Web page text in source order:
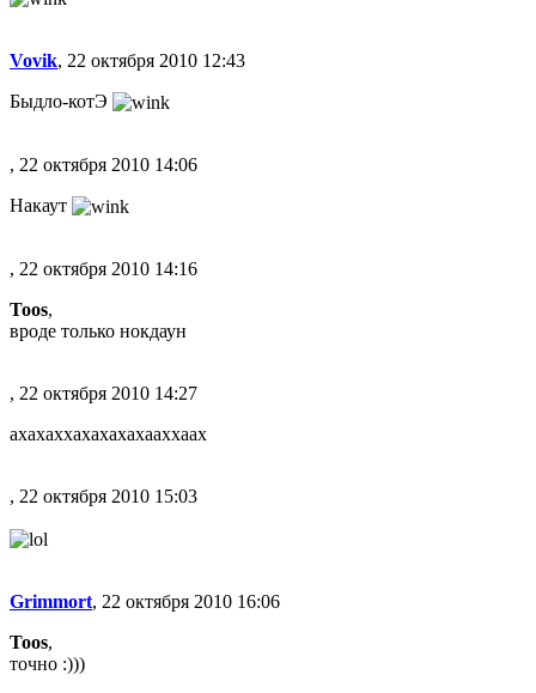
Vovik, 22 октября 2010 12:43
Быдло-котЭ
, 22 октября 2010 14:06
Накаут
, 22 октября 2010 14:16
Toos,
вроде только нокдаун
, 22 октября 2010 14:27
ахахаххахахахахааххаах
, 22 октября 2010 15:03
Grimmort, 22 октября 2010 16:06
Toos,
точно :)))